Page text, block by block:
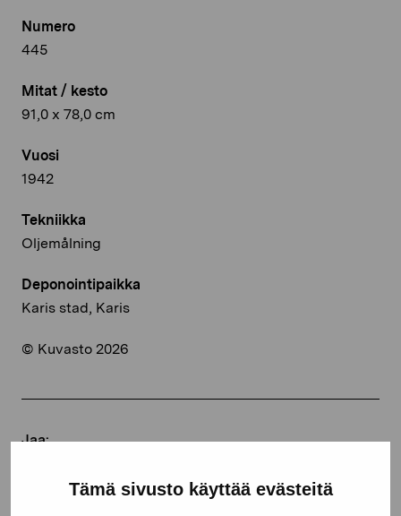
Tämä sivusto käyttää evästeitä
Numero
445
Mitat / kesto
91,0 x 78,0 cm
Vuosi
1942
Tekniikka
Oljemålning
Deponointipaikka
Karis stad, Karis
© Kuvasto 2026
Jaa: